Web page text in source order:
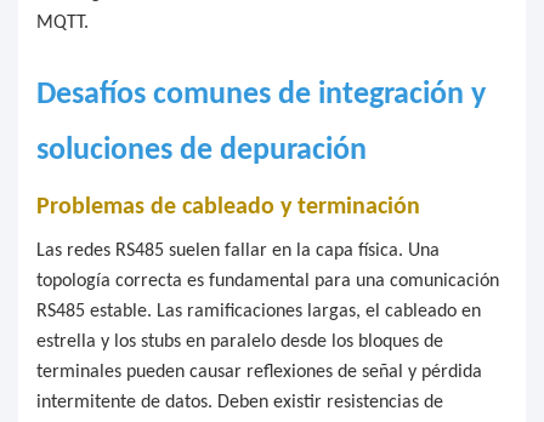
MQTT.
Desafíos comunes de integración y
soluciones de depuración
Problemas de cableado y terminación
Las redes RS485 suelen fallar en la capa física. Una
topología correcta es fundamental para una comunicación
RS485 estable. Las ramificaciones largas, el cableado en
estrella y los stubs en paralelo desde los bloques de
terminales pueden causar reflexiones de señal y pérdida
intermitente de datos. Deben existir resistencias de